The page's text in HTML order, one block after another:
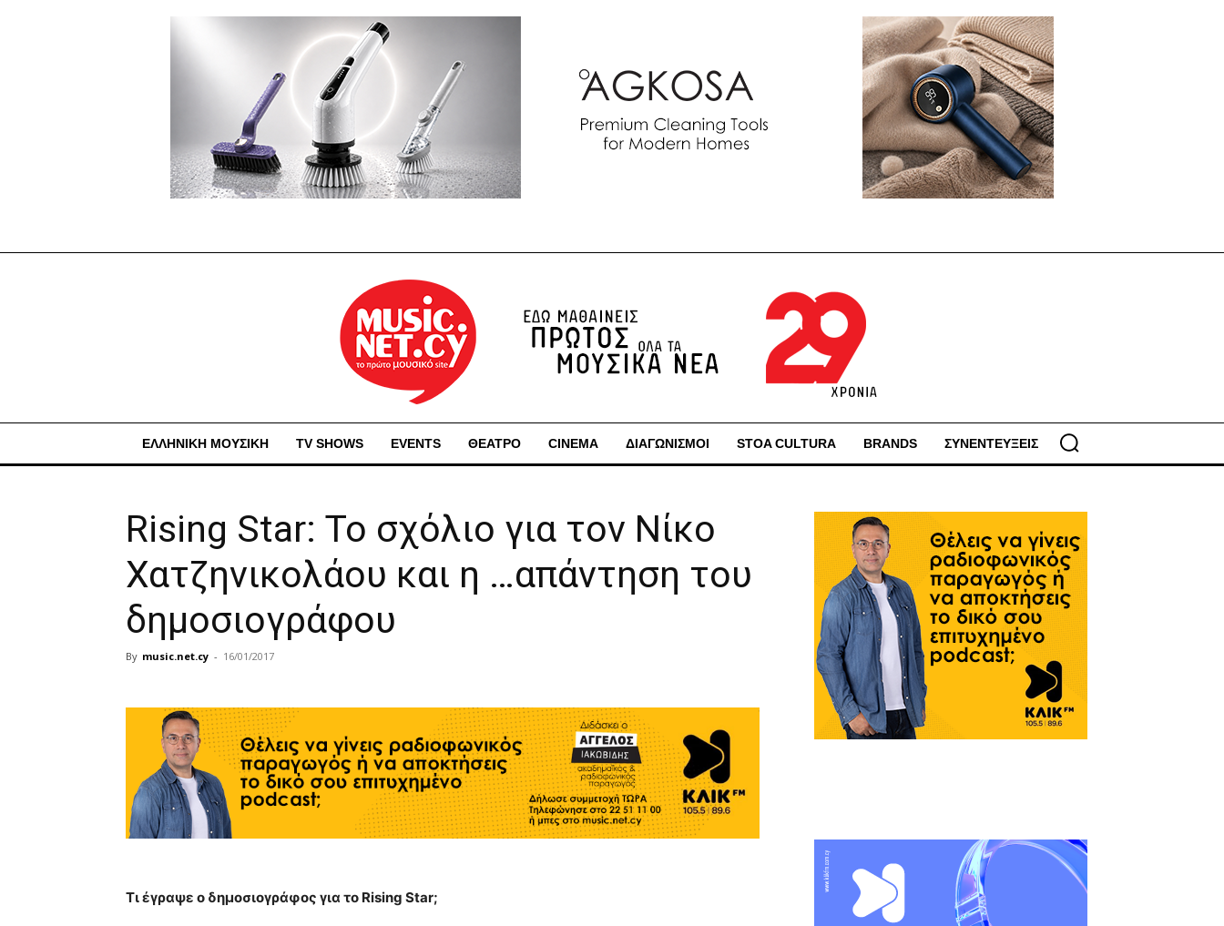
ΕΛΛΗΝΙΚΗ ΜΟΥΣΙΚΗ TV SHOWS EVENTS ΘΕΑΤΡΟ CINEMA ΔΙΑΓΩΝΙΣΜΟΙ STOA CULTURA BRANDS ΣΥΝΕΝΤΕΥΞΕΙΣ
Rising Star: Το σχόλιο για τον Νίκο
Χατζηνικολάου και η …απάντηση του
δημοσιογράφου
By music.net.cy - 16/01/2017
Τι έγραψε ο δημοσιογράφος για το Rising Star;